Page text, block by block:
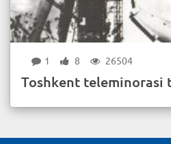
1 8 26504
Toshkent teleminorasi